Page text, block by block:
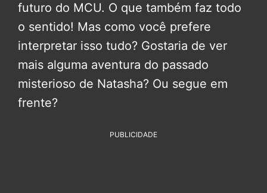
futuro do MCU. O que também faz todo
o sentido! Mas como você prefere
interpretar isso tudo? Gostaria de ver
mais alguma aventura do passado
misterioso de Natasha? Ou segue em
frente?
PUBLICIDADE